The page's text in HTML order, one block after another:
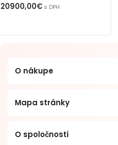
20900,00€ s DPH
O nákupe
Mapa stránky
O spoločnosti